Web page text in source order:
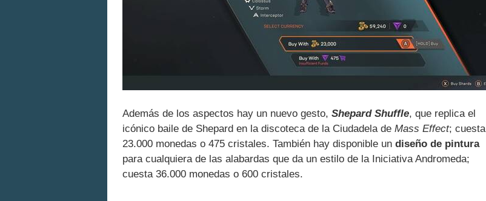
Además de los aspectos hay un nuevo gesto, Shepard Shuffle, que replica el
icónico baile de Shepard en la discoteca de la Ciudadela de Mass Effect; cuesta
23.000 monedas o 475 cristales. También hay disponible un diseño de pintura
para cualquiera de las alabardas que da un estilo de la Iniciativa Andromeda;
cuesta 36.000 monedas o 600 cristales.